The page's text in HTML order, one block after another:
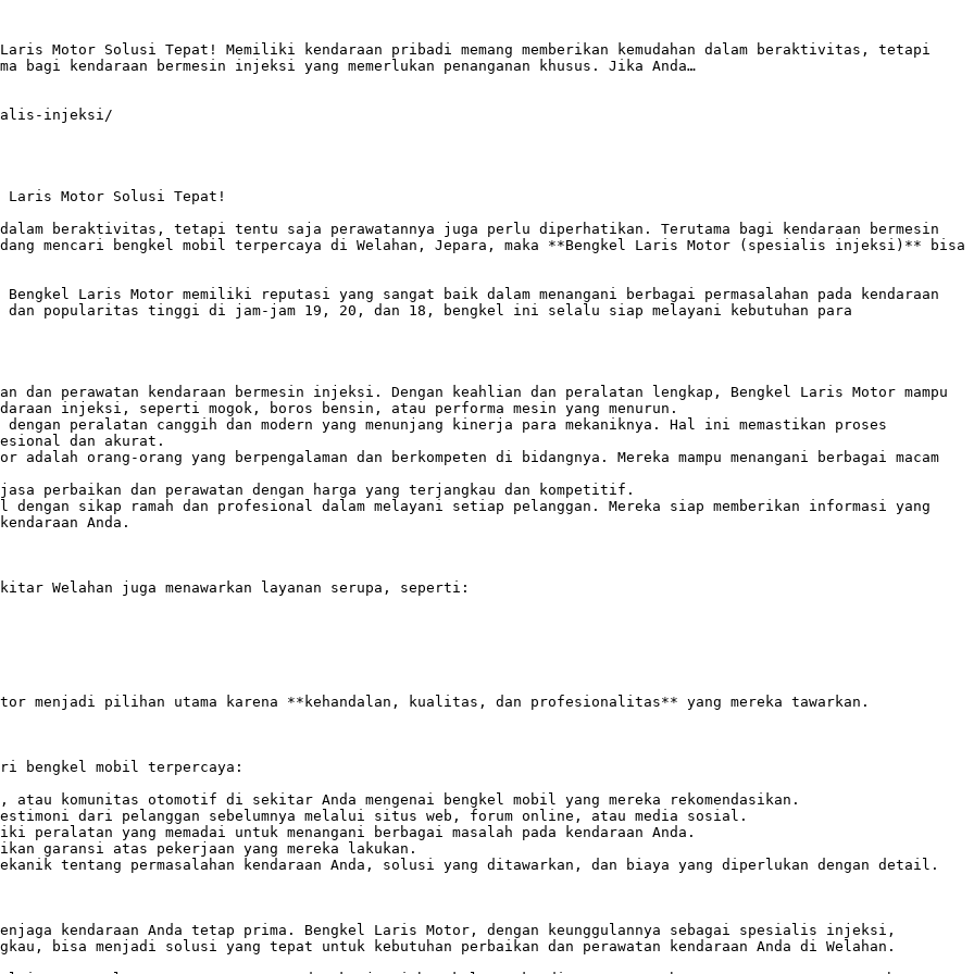
Motor Solusi Tepat! Memiliki kendaraan pribadi memang memberikan kemudahan dalam beraktivitas, tetapi
kendaraan bermesin injeksi yang memerlukan penanganan khusus. Jika Anda…
injeksi/
Laris Motor Solusi Tepat!
dalam beraktivitas, tetapi tentu saja perawatannya juga perlu diperhatikan. Terutama bagi kendaraan bermesin
mencari bengkel mobil terpercaya di Welahan, Jepara, maka **Bengkel Laris Motor (spesialis injeksi)** bisa
Bengkel Laris Motor memiliki reputasi yang sangat baik dalam menangani berbagai permasalahan pada kendaraan
popularitas tinggi di jam-jam 19, 20, dan 18, bengkel ini selalu siap melayani kebutuhan para
perawatan kendaraan bermesin injeksi. Dengan keahlian dan peralatan lengkap, Bengkel Laris Motor mampu
injeksi, seperti mogok, boros bensin, atau performa mesin yang menurun.
peralatan canggih dan modern yang menunjang kinerja para mekaniknya. Hal ini memastikan proses
dan akurat.
orang-orang yang berpengalaman dan berkompeten di bidangnya. Mereka mampu menangani berbagai macam
perbaikan dan perawatan dengan harga yang terjangkau dan kompetitif.
sikap ramah dan profesional dalam melayani setiap pelanggan. Mereka siap memberikan informasi yang
Anda.
Welahan juga menawarkan layanan serupa, seperti:
menjadi pilihan utama karena **kehandalan, kualitas, dan profesionalitas** yang mereka tawarkan.
bengkel mobil terpercaya:
komunitas otomotif di sekitar Anda mengenai bengkel mobil yang mereka rekomendasikan.
dari pelanggan sebelumnya melalui situs web, forum online, atau media sosial.
yang memadai untuk menangani berbagai masalah pada kendaraan Anda.
garansi atas pekerjaan yang mereka lakukan.
tentang permasalahan kendaraan Anda, solusi yang ditawarkan, dan biaya yang diperlukan dengan detail.
kendaraan Anda tetap prima. Bengkel Laris Motor, dengan keunggulannya sebagai spesialis injeksi,
bisa menjadi solusi yang tepat untuk kebutuhan perbaikan dan perawatan kendaraan Anda di Welahan.